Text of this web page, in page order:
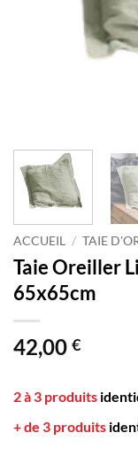
ACCUEIL / TAIE
Taie Oreiller
65x65cm
42,00 €
2 à 3 produits
+ de 3 produits